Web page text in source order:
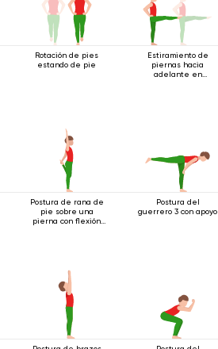
Rotación de pies
estando de pie
Estiramiento de
piernas hacia
adelante en
Postura de rana de
pie sobre una
pierna con flexión
Postura del
guerrero 3 con apoyo